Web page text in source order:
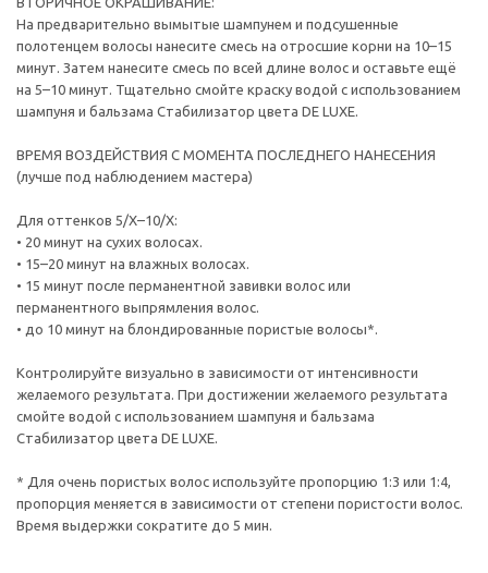
На предварительно вымытые шампунем и подсушенные
полотенцем волосы нанесите смесь на отросшие корни на 10–15
минут. Затем нанесите смесь по всей длине волос и оставьте ещё
на 5–10 минут. Тщательно смойте краску водой с использованием
шампуня и бальзама Стабилизатор цвета DE LUXE.
ВРЕМЯ ВОЗДЕЙСТВИЯ С МОМЕНТА ПОСЛЕДНЕГО НАНЕСЕНИЯ
(лучше под наблюдением мастера)
Для оттенков 5/Х–10/Х:
• 20 минут на сухих волосах.
• 15–20 минут на влажных волосах.
• 15 минут после перманентной завивки волос или
перманентного выпрямления волос.
• до 10 минут на блондированные пористые волосы*.
Контролируйте визуально в зависимости от интенсивности
желаемого результата. При достижении желаемого результата
смойте водой с использованием шампуня и бальзама
Стабилизатор цвета DE LUXE.
* Для очень пористых волос используйте пропорцию 1:3 или 1:4,
пропорция меняется в зависимости от степени пористости волос.
Время выдержки сократите до 5 мин.